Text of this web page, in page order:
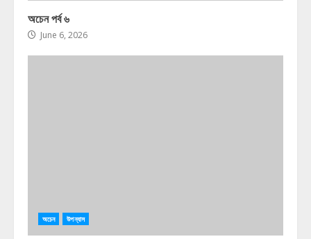
অচেন পর্ব ৬
June 6, 2026
অচেন উপন্যাস